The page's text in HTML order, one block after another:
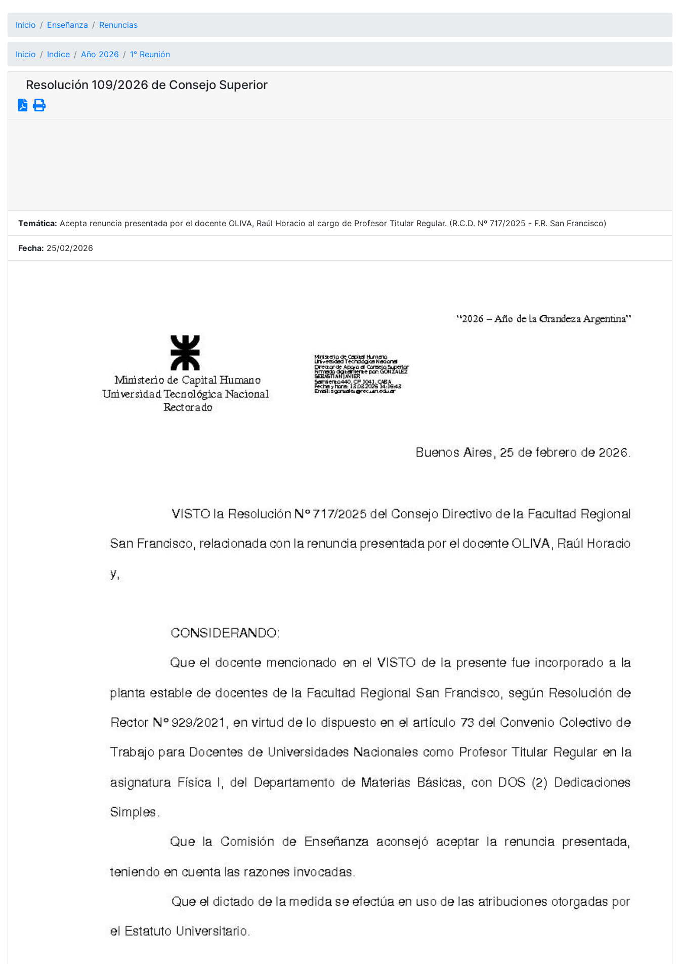
Inicio Enseñanza Renuncias
Inicio Indice Año 2026 1° Reunión
Resolución 109/2026 de Consejo Superior
Temática: Acepta renuncia presentada por el docente OLIVA, Raúl Horacio al cargo de Profesor Titular Regular. (R.C.D. Nº 717/2025 - F.R. San Francisco)
Fecha: 25/02/2026